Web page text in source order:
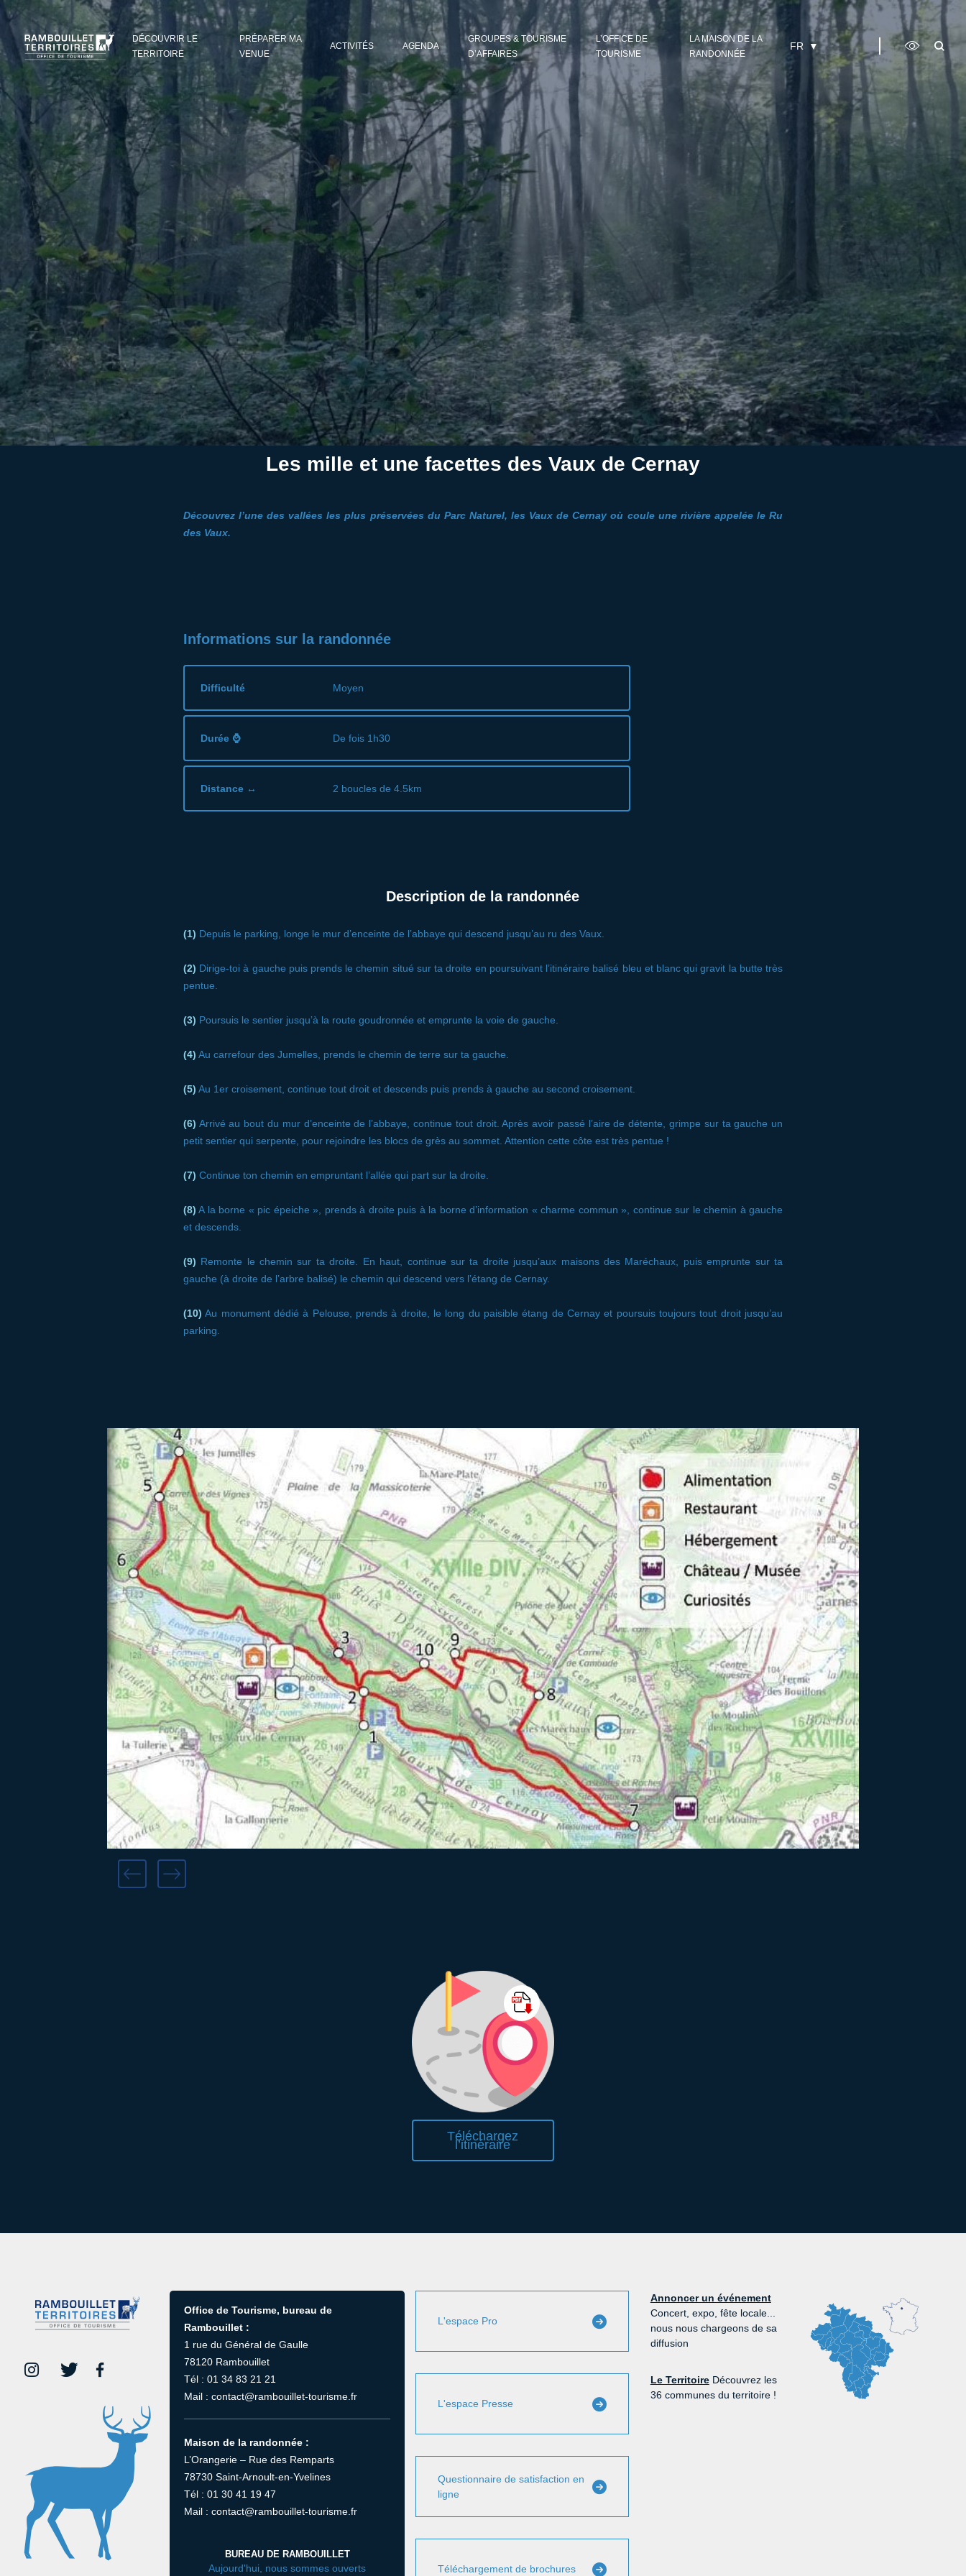
DÉCOUVRIR LE
TERRITOIRE
PRÉPARER MA
VENUE
ACTIVITÉS AGENDA
GROUPES & TOURISME
D’AFFAIRES
L’OFFICE DE
TOURISME
LA MAISON DE LA
RANDONNÉE
FR
Les mille et une facettes des Vaux de Cernay
Découvrez l’une des vallées les plus préservées du Parc Naturel, les Vaux de Cernay où coule une rivière appelée le Ru
des Vaux.
Informations sur la randonnée
Difficulté Moyen
Durée ⌚ De fois 1h30
Distance ↔ 2 boucles de 4.5km
Description de la randonnée
(1) Depuis le parking, longe le mur d’enceinte de l’abbaye qui descend jusqu’au ru des Vaux.
(2) Dirige-toi à gauche puis prends le chemin situé sur ta droite en poursuivant l’itinéraire balisé bleu et blanc qui gravit la butte très
pentue.
(3) Poursuis le sentier jusqu’à la route goudronnée et emprunte la voie de gauche.
(4) Au carrefour des Jumelles, prends le chemin de terre sur ta gauche.
(5) Au 1er croisement, continue tout droit et descends puis prends à gauche au second croisement.
(6) Arrivé au bout du mur d’enceinte de l’abbaye, continue tout droit. Après avoir passé l’aire de détente, grimpe sur ta gauche un
petit sentier qui serpente, pour rejoindre les blocs de grès au sommet. Attention cette côte est très pentue !
(7) Continue ton chemin en empruntant l’allée qui part sur la droite.
(8) A la borne « pic épeiche », prends à droite puis à la borne d’information « charme commun », continue sur le chemin à gauche
et descends.
(9) Remonte le chemin sur ta droite. En haut, continue sur ta droite jusqu’aux maisons des Maréchaux, puis emprunte sur ta
gauche (à droite de l’arbre balisé) le chemin qui descend vers l’étang de Cernay.
(10) Au monument dédié à Pelouse, prends à droite, le long du paisible étang de Cernay et poursuis toujours tout droit jusqu’au
parking.
Téléchargez
l’itinéraire
Office de Tourisme, bureau de
Rambouillet :
1 rue du Général de Gaulle
78120 Rambouillet
Tél : 01 34 83 21 21
Mail : contact@rambouillet-tourisme.fr
Maison de la randonnée :
L’Orangerie – Rue des Remparts
78730 Saint-Arnoult-en-Yvelines
Tél : 01 30 41 19 47
Mail : contact@rambouillet-tourisme.fr
BUREAU DE RAMBOUILLET
Aujourd'hui, nous sommes ouverts
L'espace Pro
L'espace Presse
Questionnaire de satisfaction en
ligne
Téléchargement de brochures
Annoncer un événement
Concert, expo, fête locale...
nous nous chargeons de sa
diffusion
Le TerritoireDécouvrez les
36 communes du territoire !
Panneau de gestion des cookies